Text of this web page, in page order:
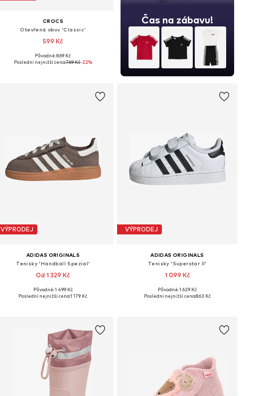
CROCS
Otevřená obuv 'Classic'
599 Kč
+ 19
Dostupné v mnoha velikostech
Původně: 869 Kč
Poslední nejnižší cena:769 Kč-22%
Čas na zábavu!
VÝPRODEJ
ADIDAS ORIGINALS
Tenisky 'Handball Spezial'
Od 1 329 Kč
+ 5
Dostupné v mnoha velikostech
Původně: 1 499 Kč
Poslední nejnižší cena:1 179 Kč
VÝPRODEJ
ADIDAS ORIGINALS
Tenisky 'Superstar II'
1 099 Kč
Dostupné v mnoha velikostech
Původně: 1 629 Kč
Poslední nejnižší cena:863 Kč